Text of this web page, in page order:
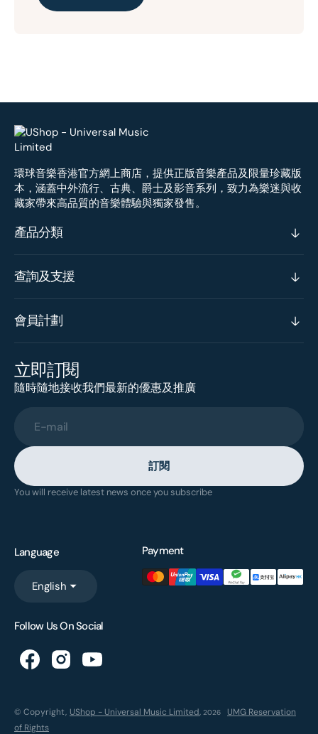
環球音樂香港官方網上商店，提供正版音樂產品及限量珍藏版
本，涵蓋中外流行、古典、爵士及影音系列，致力為樂迷與收
藏家帶來高品質的音樂體驗與獨家發售。
產品分類
查詢及支援
會員計劃
立即訂閱
隨時隨地接收我們最新的優惠及推廣
E-mail
訂閱
You will receive latest news once you subscribe
Language
English
Payment
Follow Us On Social
© Copyright, UShop - Universal Music Limited, 2026
UMG Reservation
of Rights